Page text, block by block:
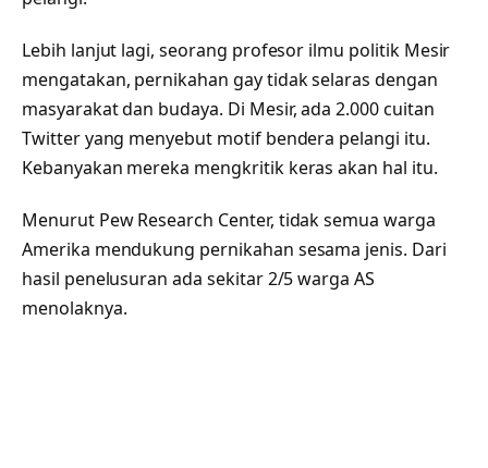
Lebih lanjut lagi, seorang profesor ilmu politik Mesir
mengatakan, pernikahan gay tidak selaras dengan
masyarakat dan budaya. Di Mesir, ada 2.000 cuitan
Twitter yang menyebut motif bendera pelangi itu.
Kebanyakan mereka mengkritik keras akan hal itu.
Menurut Pew Research Center, tidak semua warga
Amerika mendukung pernikahan sesama jenis. Dari
hasil penelusuran ada sekitar 2/5 warga AS
menolaknya.